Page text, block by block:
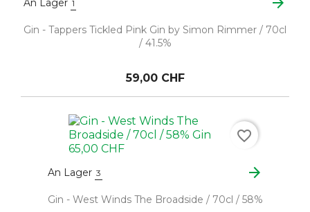
An Lager 1
Gin - Tappers Tickled Pink Gin by Simon Rimmer / 70cl
/ 41.5%
59,00 CHF
An Lager 3 arrow_forward
Gin - West Winds The Broadside / 70cl / 58%
favorite_border